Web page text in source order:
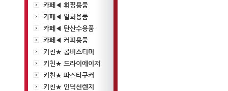
카페◀ 휘핑용품
카페◀ 일회용품
카페◀ 탄산수용품
카페◀ 커피용품
키친★ 콤비스티머
키친★ 드라이에이저
키친★ 파스타쿠커
키친★ 인덕션렌지